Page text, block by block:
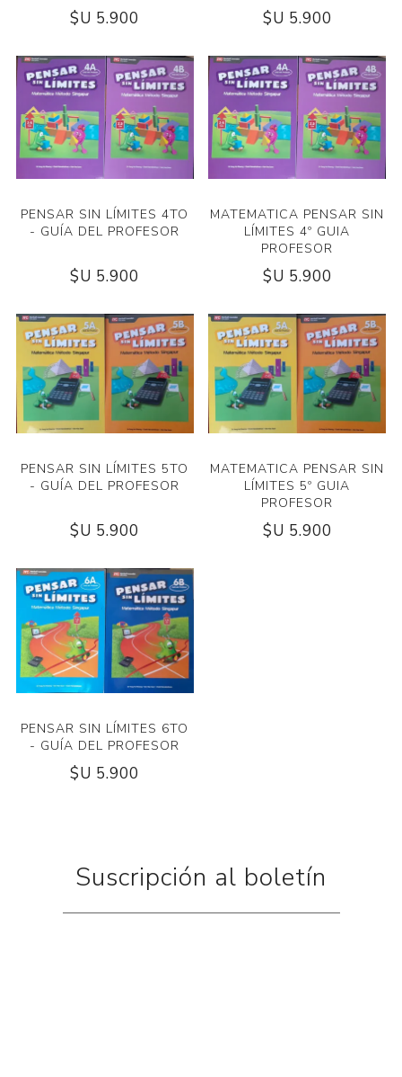
$U 5.900 $U 5.900
PENSAR SIN LÍMITES 4TO
- GUÍA DEL PROFESOR
$U 5.900
MATEMATICA PENSAR SIN
LÍMITES 4º GUIA
PROFESOR
$U 5.900
PENSAR SIN LÍMITES 5TO
- GUÍA DEL PROFESOR
$U 5.900
MATEMATICA PENSAR SIN
LÍMITES 5º GUIA
PROFESOR
$U 5.900
PENSAR SIN LÍMITES 6TO
- GUÍA DEL PROFESOR
$U 5.900
Suscripción al boletín